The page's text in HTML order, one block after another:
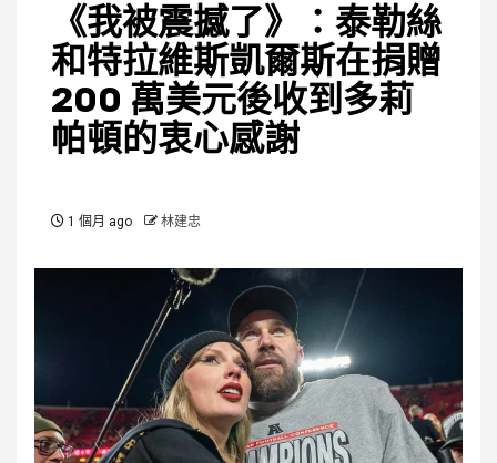
《我被震撼了》：泰勒絲
和特拉維斯凱爾斯在捐贈
200 萬美元後收到多莉
帕頓的衷心感謝
1 個月 ago 林建忠